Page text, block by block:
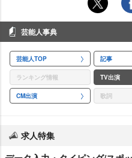
芸能人事典
芸能人TOP 記事
ランキング情報 TV出演
CM出演 歌詞
求人特集